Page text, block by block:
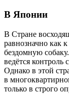
В Японии
В Стране
равнозначно как
бездомную
ведётся контроль
Однако в этой
в
только в строго